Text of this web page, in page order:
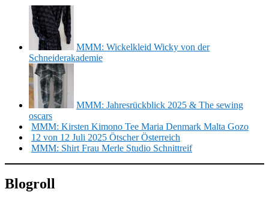
MMM: Wickelkleid Wicky von der
Schneiderakademie
MMM: Jahresrückblick 2025 & The sewing
oscars
MMM: Kirsten Kimono Tee Maria Denmark Malta Gozo
12 von 12 Juli 2025 Ötscher Österreich
MMM: Shirt Frau Merle Studio Schnittreif
Blogroll